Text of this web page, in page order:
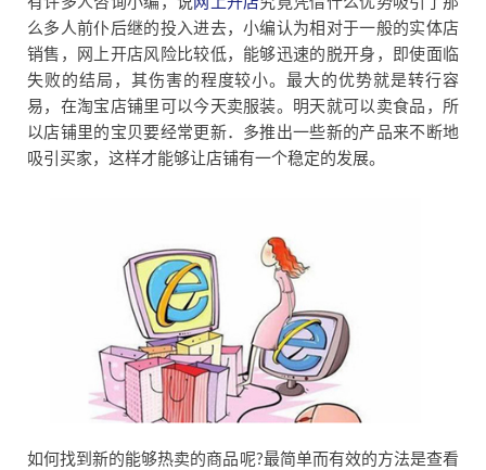
么多人前仆后继的投入进去，小编认为相对于一般的实体店
销售，网上开店风险比较低，能够迅速的脱开身，即使面临
失败的结局，其伤害的程度较小。最大的优势就是转行容
易，在淘宝店铺里可以今天卖服装。明天就可以卖食品，所
以店铺里的宝贝要经常更新．多推出一些新的产品来不断地
吸引买家，这样才能够让店铺有一个稳定的发展。
如何找到新的能够热卖的商品呢?最简单而有效的方法是查看